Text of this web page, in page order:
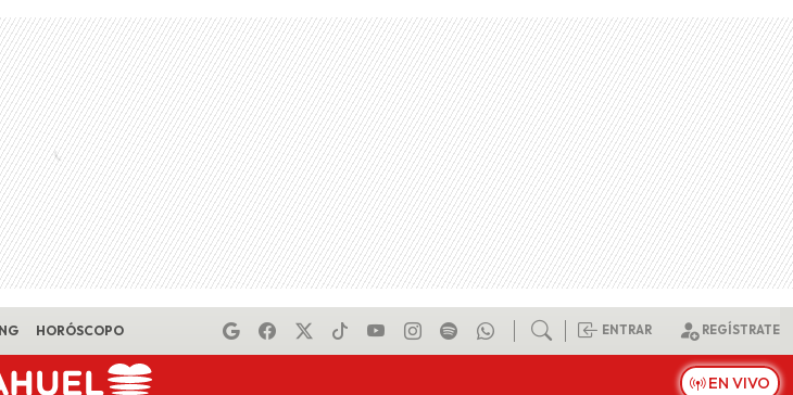
HORÓSCOPO ENTRAR REGÍSTRATE
EN VIVO